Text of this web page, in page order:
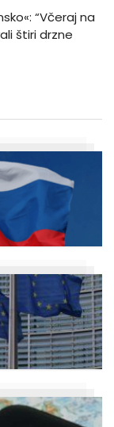
“Včeraj na
štiri drzne